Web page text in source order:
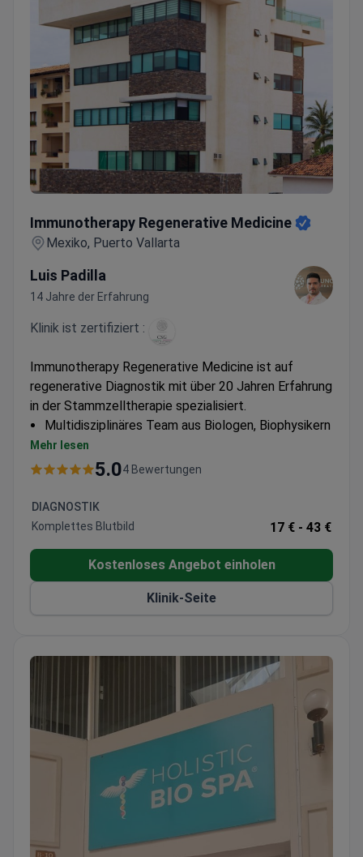
Immunotherapy Regenerative Medicine
Mexiko, Puerto Vallarta
Luis Padilla
14 Jahre der Erfahrung
Klinik ist zertifiziert :
Immunotherapy Regenerative Medicine ist auf
regenerative Diagnostik mit über 20 Jahren Erfahrung
in der Stammzelltherapie spezialisiert.
Multidisziplinäres Team aus Biologen, Biophysikern
und Biochemikern
Entwicklung maßgeschneiderter medizinischer
Stammzellen
Diagnostik für chronische Krankheiten, Neurologie
Mehr lesen
5.04 Bewertungen
DIAGNOSTIK
Komplettes Blutbild
17 € - 43 €
Kostenloses Angebot einholen
Klinik-Seite